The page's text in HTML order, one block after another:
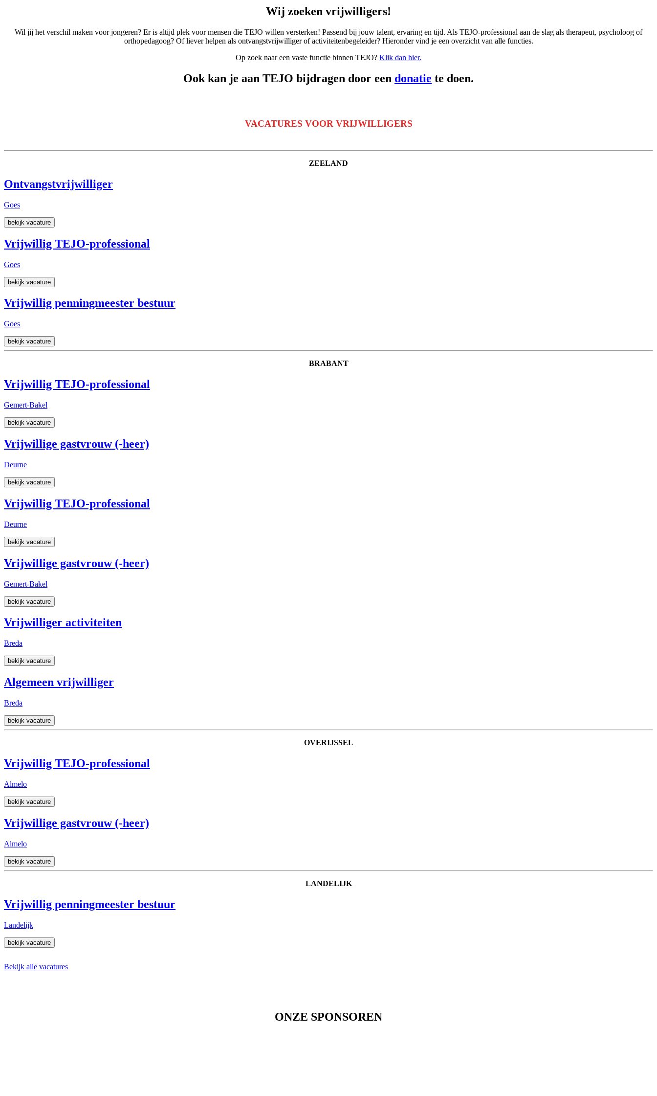
Wij zoeken vrijwilligers!
Wil jij het verschil maken voor jongeren? Er is altijd plek voor mensen die TEJO willen versterken! Passend bij jouw talent, ervaring en tijd. Als TEJO-professional aan de slag als therapeut, psycholoog of
orthopedagoog? Of liever helpen als ontvangstvrijwilliger of activiteitenbegeleider? Hieronder vind je een overzicht van alle functies.
Op zoek naar een vaste functie binnen TEJO? Klik dan hier.
Ook kan je aan TEJO bijdragen door een donatie te doen.
VACATURES VOOR VRIJWILLIGERS
ZEELAND
Ontvangstvrijwilliger
Goes
bekijk vacature
Vrijwillig TEJO-professional
Goes
bekijk vacature
Vrijwillig penningmeester bestuur
Goes
bekijk vacature
BRABANT
Vrijwillig TEJO-professional
Gemert-Bakel
bekijk vacature
Vrijwillige gastvrouw (-heer)
Deurne
bekijk vacature
Vrijwillig TEJO-professional
Deurne
bekijk vacature
Vrijwillige gastvrouw (-heer)
Gemert-Bakel
bekijk vacature
Vrijwilliger activiteiten
Breda
bekijk vacature
Algemeen vrijwilliger
Breda
bekijk vacature
OVERIJSSEL
Vrijwillig TEJO-professional
Almelo
bekijk vacature
Vrijwillige gastvrouw (-heer)
Almelo
bekijk vacature
LANDELIJK
Vrijwillig penningmeester bestuur
Landelijk
bekijk vacature
Bekijk alle vacatures
ONZE SPONSOREN